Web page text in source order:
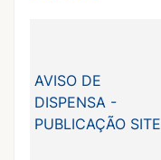
AVISO DE
DISPENSA -
PUBLICAÇÃO SITE